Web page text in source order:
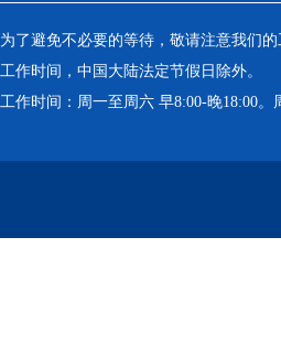
为了避免不必要的等待，敬请注意我们
工作时间，中国大陆法定节假日除外。
工作时间：周一至周六 早8:00-晚18:00。